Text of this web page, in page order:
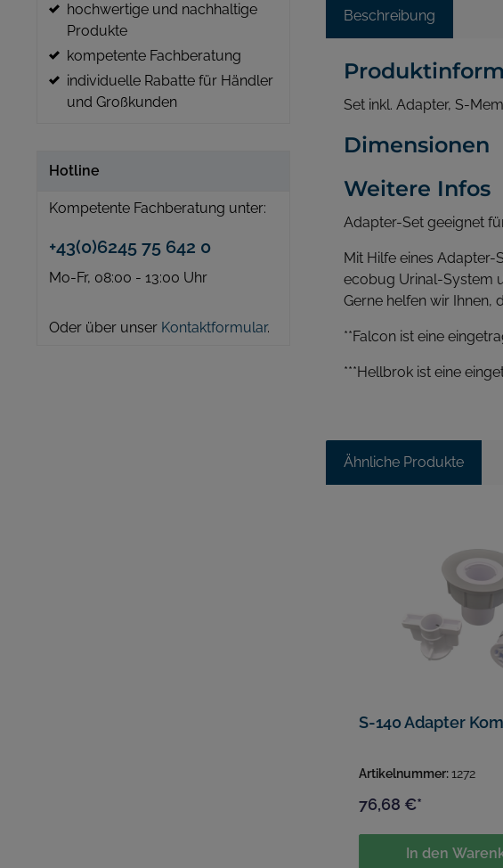
hochwertige und nachhaltige
Produkte
kompetente Fachberatung
individuelle Rabatte für Händler
und Großkunden
Hotline
Kompetente Fachberatung unter:
+43(0)6245 75 642 0
Mo-Fr, 08:00 - 13:00 Uhr
Oder über unser Kontaktformular.
Beschreibung
Set inkl. Adapter, S-
Dimensionen
Weitere Infos
Adapter-Set geeignet
Mit Hilfe eines
ecobug Urinal-System
Gerne helfen wir Ihnen,
**Falcon ist eine
***Hellbrok ist eine
Ähnliche Produkte
S-140
Artikelnummer:1272
76,68 €*
In den